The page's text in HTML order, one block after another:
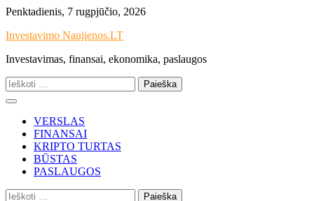
Skip
content
Penktadienis, 7 rugpjūčio, 2026
Investavimo Naujienos.LT
Investavimas, finansai, ekonomika, paslaugos
Ieškoti:
VERSLAS
FINANSAI
KRIPTO TURTAS
BŪSTAS
PASLAUGOS
Ieškoti: